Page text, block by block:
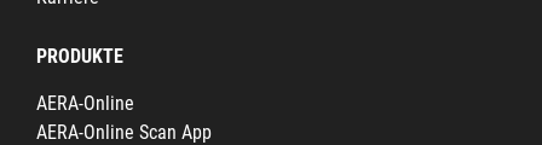
PRODUKTE
AERA-Online
AERA-Online Scan App